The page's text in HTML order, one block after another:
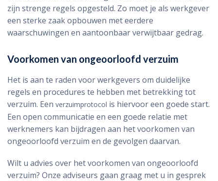
zijn strenge regels opgesteld. Zo moet je als werkgever
een sterke zaak opbouwen met eerdere
waarschuwingen en aantoonbaar verwijtbaar gedrag.
Voorkomen van ongeoorloofd verzuim
Het is aan te raden voor werkgevers om duidelijke
regels en procedures te hebben met betrekking tot
verzuim. Een verzuimprotocol is hiervoor een goede start.
Een open communicatie en een goede relatie met
werknemers kan bijdragen aan het voorkomen van
ongeoorloofd verzuim en de gevolgen daarvan.
Wilt u advies over het voorkomen van ongeoorloofd
verzuim? Onze adviseurs gaan graag met u in gesprek